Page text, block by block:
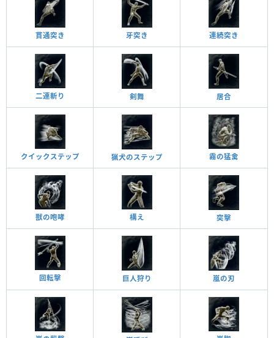
貫通突き 牙突き 連続突き
二連斬り 剣舞 居合
クイックステップ 猟犬のステップ 霧の猛禽
獣の咆哮 構え 突擊
回転擊 巨人狩り 嵐の刃